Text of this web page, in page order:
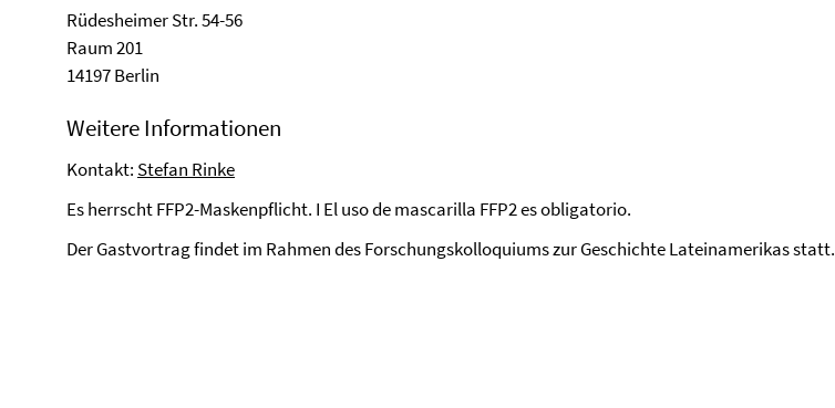
Rüdesheimer Str. 54-56
Raum 201
14197 Berlin
Weitere Informationen
Kontakt: Stefan Rinke
Es herrscht FFP2-Maskenpflicht. I El uso de mascarilla FFP2 es obligatorio.
Der Gastvortrag findet im Rahmen des Forschungskolloquiums zur Geschichte Lateinamerikas statt.